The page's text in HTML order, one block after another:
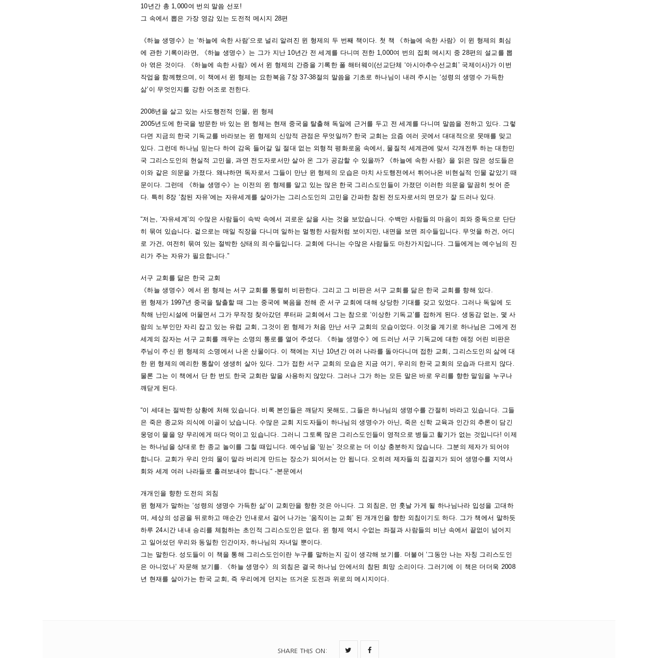
10년간 총 1,000여 번의 말씀 선포!
그 속에서 뽑은 가장 영감 있는 도전적 메시지 28편
《하늘 생명수》는 ‘하늘에 속한 사람’으로 널리 알려진 윈 형제의 두 번째 책이다. 첫 책 《하늘에 속한 사람》이 윈 형제의 회심
에 관한 기록이라면, 《하늘 생명수》는 그가 지난 10년간 전 세계를 다니며 전한 1,000여 번의 집회 메시지 중 28편의 설교를 뽑
아 엮은 것이다. 《하늘에 속한 사람》에서 윈 형제의 간증을 기록한 폴 해터웨이(선교단체 ‘아시아추수선교회’ 국제이사)가 이번
작업을 함께했으며, 이 책에서 윈 형제는 요한복음 7장 37-38절의 말씀을 기초로 하나님이 내려 주시는 ‘성령의 생명수 가득한
삶’이 무엇인지를 강한 어조로 전한다.
2008년을 살고 있는 사도행전적 인물, 윈 형제
2005년도에 한국을 방문한 바 있는 윈 형제는 현재 중국을 탈출해 독일에 근거를 두고 전 세계를 다니며 말씀을 전하고 있다. 그렇
다면 지금의 한국 기독교를 바라보는 윈 형제의 신앙적 관점은 무엇일까? 한국 교회는 요즘 여러 곳에서 대대적으로 뭇매를 맞고
있다. 그런데 하나님 믿는다 하여 감옥 들어갈 일 절대 없는 외형적 평화로움 속에서, 물질적 세계관에 맞서 각개전투 하는 대한민
국 그리스도인의 현실적 고민을, 과연 전도자로서만 살아 온 그가 공감할 수 있을까? 《하늘에 속한 사람》을 읽은 많은 성도들은
이와 같은 의문을 가졌다. 왜냐하면 독자로서 그들이 만난 윈 형제의 모습은 마치 사도행전에서 튀어나온 비현실적 인물 같았기 때
문이다. 그런데 《하늘 생명수》는 이전의 윈 형제를 알고 있는 많은 한국 그리스도인들이 가졌던 이러한 의문을 말끔히 씻어 준
다. 특히 8장 ‘참된 자유’에는 자유세계를 살아가는 그리스도인의 고민을 간파한 참된 전도자로서의 면모가 잘 드러나 있다.
“저는, ‘자유세계’의 수많은 사람들이 속박 속에서 괴로운 삶을 사는 것을 보았습니다. 수백만 사람들의 마음이 죄와 중독으로 단단
히 묶여 있습니다. 겉으로는 매일 직장을 다니며 일하는 멀쩡한 사람처럼 보이지만, 내면을 보면 죄수들입니다. 무엇을 하건, 어디
로 가건, 여전히 묶여 있는 절박한 상태의 죄수들입니다. 교회에 다니는 수많은 사람들도 마찬가지입니다. 그들에게는 예수님의 진
리가 주는 자유가 필요합니다.”
서구 교회를 닮은 한국 교회
《하늘 생명수》에서 윈 형제는 서구 교회를 통렬히 비판한다. 그리고 그 비판은 서구 교회를 닮은 한국 교회를 향해 있다.
윈 형제가 1997년 중국을 탈출할 때 그는 중국에 복음을 전해 준 서구 교회에 대해 상당한 기대를 갖고 있었다. 그러나 독일에 도
착해 난민시설에 머물면서 그가 무작정 찾아갔던 루터파 교회에서 그는 참으로 ‘이상한 기독교’를 접하게 된다. 생동감 없는, 몇 사
람의 노부인만 자리 잡고 있는 유럽 교회, 그것이 윈 형제가 처음 만난 서구 교회의 모습이었다. 이것을 계기로 하나님은 그에게 전
세계의 잠자는 서구 교회를 깨우는 소명의 통로를 열어 주셨다. 《하늘 생명수》에 드러난 서구 기독교에 대한 애정 어린 비판은
주님이 주신 윈 형제의 소명에서 나온 산물이다. 이 책에는 지난 10년간 여러 나라를 돌아다니며 접한 교회, 그리스도인의 삶에 대
한 윈 형제의 예리한 통찰이 생생히 살아 있다. 그가 접한 서구 교회의 모습은 지금 여기, 우리의 한국 교회의 모습과 다르지 않다.
물론 그는 이 책에서 단 한 번도 한국 교회란 말을 사용하지 않았다. 그러나 그가 하는 모든 말은 바로 우리를 향한 말임을 누구나
깨닫게 된다.
“이 세대는 절박한 상황에 처해 있습니다. 비록 본인들은 깨닫지 못해도, 그들은 하나님의 생명수를 간절히 바라고 있습니다. 그들
은 죽은 종교와 의식에 이골이 났습니다. 수많은 교회 지도자들이 하나님의 생명수가 아닌, 죽은 신학 교육과 인간의 추론이 담긴
웅덩이 물을 양 무리에게 떠다 먹이고 있습니다. 그러니 그토록 많은 그리스도인들이 영적으로 병들고 활기가 없는 것입니다! 이제
는 하나님을 상대로 한 종교 놀이를 그칠 때입니다. 예수님을 ‘믿는’ 것으로는 더 이상 충분하지 않습니다. 그분의 제자가 되어야
합니다. 교회가 우리 안의 물이 말라 버리게 만드는 장소가 되어서는 안 됩니다. 오히려 제자들의 집결지가 되어 생명수를 지역사
회와 세계 여러 나라들로 흘려보내야 합니다.“ -본문에서
개개인을 향한 도전의 외침
윈 형제가 말하는 ‘성령의 생명수 가득한 삶’이 교회만을 향한 것은 아니다. 그 외침은, 먼 훗날 가게 될 하나님나라 입성을 고대하
며, 세상의 성공을 뒤로하고 매순간 인내로서 걸어 나가는 ‘움직이는 교회’ 된 개개인을 향한 외침이기도 하다. 그가 책에서 말하듯
하루 24시간 내내 승리를 체험하는 초인적 그리스도인은 없다. 윈 형제 역시 수없는 좌절과 사람들의 비난 속에서 끝없이 넘어지
고 일어섰던 우리와 동일한 인간이자, 하나님의 자녀일 뿐이다.
그는 말한다. 성도들이 이 책을 통해 그리스도인이란 누구를 말하는지 깊이 생각해 보기를. 더불어 ‘그동안 나는 자칭 그리스도인
은 아니었나’ 자문해 보기를. 《하늘 생명수》의 외침은 결국 하나님 안에서의 참된 희망 소리이다. 그러기에 이 책은 더더욱 2008
년 현재를 살아가는 한국 교회, 즉 우리에게 던지는 뜨거운 도전과 위로의 메시지이다.
SHARE THIS ON :